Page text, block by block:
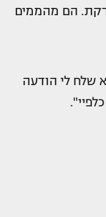
הם מהממים
שלח לי הודעה